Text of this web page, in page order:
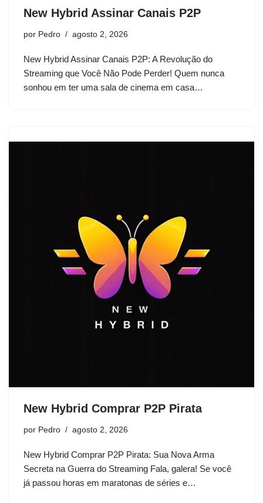
New Hybrid Assinar Canais P2P
por Pedro agosto 2, 2026
New Hybrid Assinar Canais P2P: A Revolução do
Streaming que Você Não Pode Perder! Quem nunca
sonhou em ter uma sala de cinema em casa…
New Hybrid Comprar P2P Pirata
por Pedro agosto 2, 2026
New Hybrid Comprar P2P Pirata: Sua Nova Arma
Secreta na Guerra do Streaming Fala, galera! Se você
já passou horas em maratonas de séries e…